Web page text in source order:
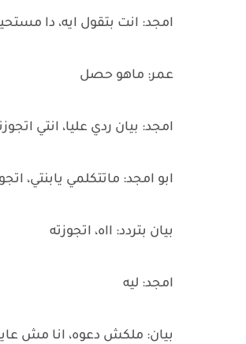
امجد: انت بتقول ايه، دا
عمر: ماهو حصل
امجد: بيان ردي عليا، انتي
ابو امجد: ماتتكلمي يابنتي،
بيان بتردد: ااه، اتجوزته
امجد: ليه
بيان: ملكش دعوه، انا مش